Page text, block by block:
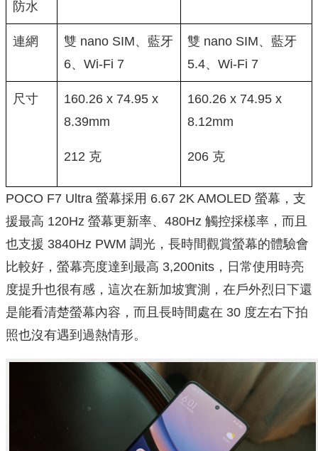
防水
連網
雙 nano SIM、藍牙
6、Wi-Fi 7
雙 nano SIM、藍牙
5.4、Wi-Fi 7
尺寸
160.26 x 74.95 x
8.39mm
212 克
160.26 x 74.95 x
8.12mm
206 克
POCO F7 Ultra 螢幕採用 6.67 2K AMOLED 螢幕，支
援最高 120Hz 螢幕更新率、480Hz 觸控採樣率，而且
也支援 3840Hz PWM 調光，長時間觀賞螢幕的體驗會
比較好，螢幕亮度達到最高 3,200nits，日常使用時亮
度提升也很有感，這次在新加坡實測，在戶外烈日下還
是能看清楚螢幕內容，而且長時間處在 30 度左右下拍
照也沒有遇到過熱情形。